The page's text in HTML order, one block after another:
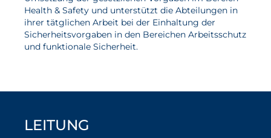
Health & Safety und unterstützt die Abteilungen in
ihrer tätglichen Arbeit bei der Einhaltung der
Sicherheitsvorgaben in den Bereichen Arbeitsschutz
und funktionale Sicherheit.
LEITUNG